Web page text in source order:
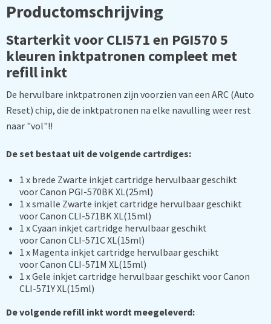
Productomschrijving
Starterkit voor CLI571 en PGI570 5
kleuren inktpatronen compleet met
refill inkt
De hervulbare inktpatronen zijn voorzien van een ARC (Auto
Reset) chip, die de inktpatronen na elke navulling weer rest
naar "vol"!!
De set bestaat uit de volgende cartrdiges:
1 x brede Zwarte inkjet cartridge hervulbaar geschikt
voor Canon PGI-570BK XL(25ml)
1 x smalle Zwarte inkjet cartridge hervulbaar geschikt
voor Canon CLI-571BK XL(15ml)
1 xCyaan inkjet cartridge hervulbaar geschikt
voor Canon CLI-571C XL(15ml)
1 x Magenta inkjet cartridge hervulbaar geschikt
voor Canon CLI-571M XL(15ml)
1 xGele inkjet cartridge hervulbaar geschikt voor Canon
CLI-571Y XL(15ml)
De volgende refill inkt wordt meegeleverd: